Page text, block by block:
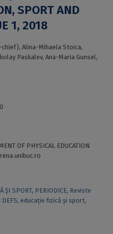
SPORT AND
1, 2018
Alina-Mihaela Stoica,
Paskalev, Ana-Maria Gunsel,
OF PHYSICAL EDUCATION
ȘI SPORT, PERIODICE, Reviste
DEFS, educaţie fizică şi sport,